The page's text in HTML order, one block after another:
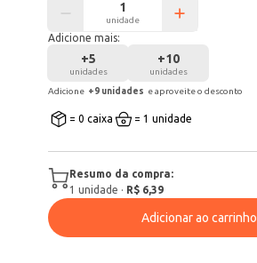
unidade
Adicione mais:
+5
unidades
+10
unidades
Adicione +9 unidades e aproveite o desconto
= 0 caixa = 1 unidade
Resumo da compra:
1 unidade · R$ 6,39
Adicionar ao carrinho